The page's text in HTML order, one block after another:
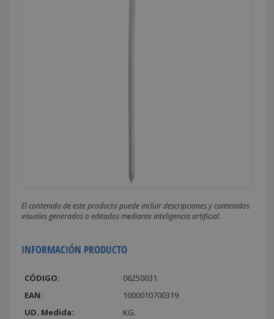
El contenido de este producto puede incluir descripciones y contenidos
visuales generados o editados mediante inteligencia artificial.
INFORMACIÓN PRODUCTO
CÓDIGO:
06250031
EAN:
1000010700319
UD. Medida:
KG.